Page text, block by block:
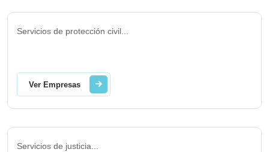
Servicios de protección civil
Ver Empresas
Servicios de justicia